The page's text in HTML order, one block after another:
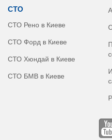
СТО
СТО Рено в Киеве
СТО Форд в Киеве
СТО Хюндай в Киеве
СТО БМВ в Киеве